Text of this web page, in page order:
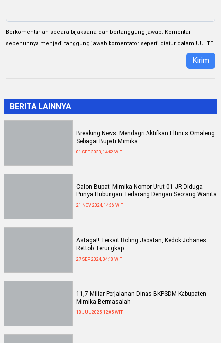
Berkomentarlah secara bijaksana dan bertanggung jawab. Komentar
sepenuhnya menjadi tanggung jawab komentator seperti diatur dalam UU ITE
Kirim
BERITA LAINNYA
Breaking News: Mendagri Aktifkan Eltinus Omaleng
Sebagai Bupati Mimika
01 SEP 2023, 14:52 WIT
Calon Bupati Mimika Nomor Urut 01 JR Diduga
Punya Hubungan Terlarang Dengan Seorang Wanita
21 NOV 2024, 14:36 WIT
Astaga!! Terkait Roling Jabatan, Kedok Johanes
Rettob Terungkap
27 SEP 2024, 04:18 WIT
11,7 Miliar Perjalanan Dinas BKPSDM Kabupaten
Mimika Bermasalah
18 JUL 2025, 12:05 WIT